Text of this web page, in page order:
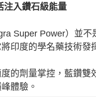
注入鑽石級能量
Super Power）並
印度的學名藥技術
的劑量掌控，藍鑽
體驗。